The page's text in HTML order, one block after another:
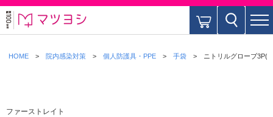
HOME 院内感染対策 個人防護具・PPE 手袋 ニトリルグローブ3P(
ファーストレイト